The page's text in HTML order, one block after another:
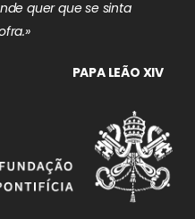
quer que se sinta
PAPA LEÃO XIV